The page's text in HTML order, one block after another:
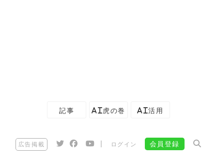
記事 AI虎の巻 AI活用
広告掲載 ログイン 会員登録